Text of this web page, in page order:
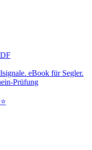
eBook für Segler.
Prüfung